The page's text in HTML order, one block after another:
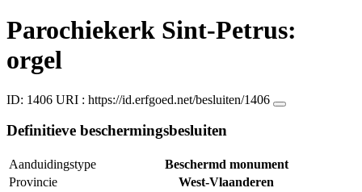
Parochiekerk Sint-Petrus:
orgel
ID: 1406 URI : https://id.erfgoed.net/besluiten/1406
Definitieve beschermingsbesluiten
Aanduidingstype
Beschermd monument
Provincie
West-Vlaanderen